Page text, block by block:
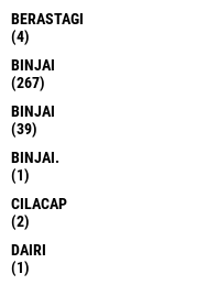
BERASTAGI
(4)
BINJAI
(267)
BINJAI
(39)
BINJAI.
(1)
CILACAP
(2)
DAIRI
(1)